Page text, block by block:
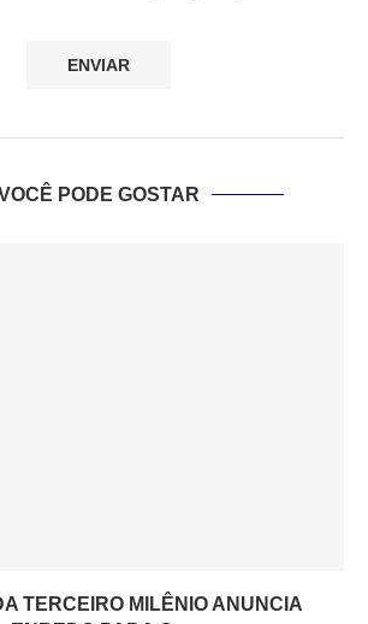
PODE GOSTAR
TERCEIRO MILÊNIO ANUNCIA